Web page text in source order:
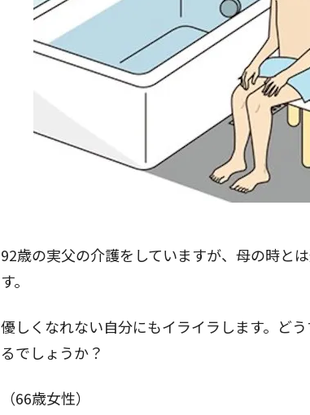
92歳の実父の介護をしていますが、母の時と
す。
優しくなれない自分にもイライラします。ど
るでしょうか？
（66歳女性）